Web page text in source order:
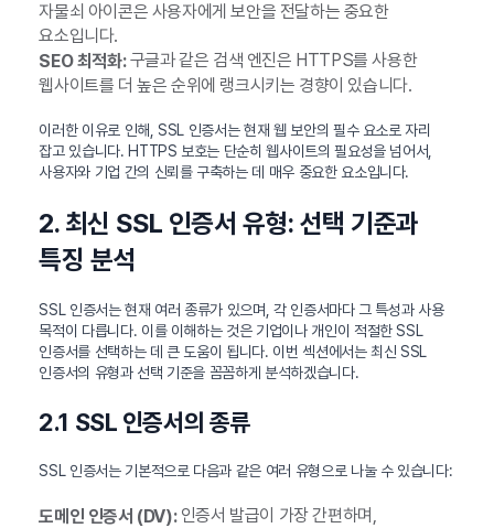
자물쇠 아이콘은 사용자에게 보안을 전달하는 중요한
요소입니다.
SEO 최적화:구글과 같은 검색 엔진은 HTTPS를 사용한
웹사이트를 더 높은 순위에 랭크시키는 경향이 있습니다.
이러한 이유로 인해, SSL 인증서는 현재 웹 보안의 필수 요소로 자리
잡고 있습니다. HTTPS 보호는 단순히 웹사이트의 필요성을 넘어서,
사용자와 기업 간의 신뢰를 구축하는 데 매우 중요한 요소입니다.
2. 최신 SSL 인증서 유형: 선택 기준과
특징 분석
SSL 인증서는 현재 여러 종류가 있으며, 각 인증서마다 그 특성과 사용
목적이 다릅니다. 이를 이해하는 것은 기업이나 개인이 적절한 SSL
인증서를 선택하는 데 큰 도움이 됩니다. 이번 섹션에서는 최신 SSL
인증서의 유형과 선택 기준을 꼼꼼하게 분석하겠습니다.
2.1 SSL 인증서의 종류
SSL 인증서는 기본적으로 다음과 같은 여러 유형으로 나눌 수 있습니다:
도메인 인증서 (DV):인증서 발급이 가장 간편하며,